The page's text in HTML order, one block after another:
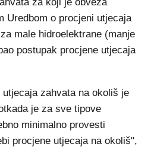
Uredbom o procjeni utjecaja
male hidroelektrane (manje
postupak procjene utjecaja
zahvata na okoliš je
je za sve tipove
minimalno provesti
procjene utjecaja na okoliš",